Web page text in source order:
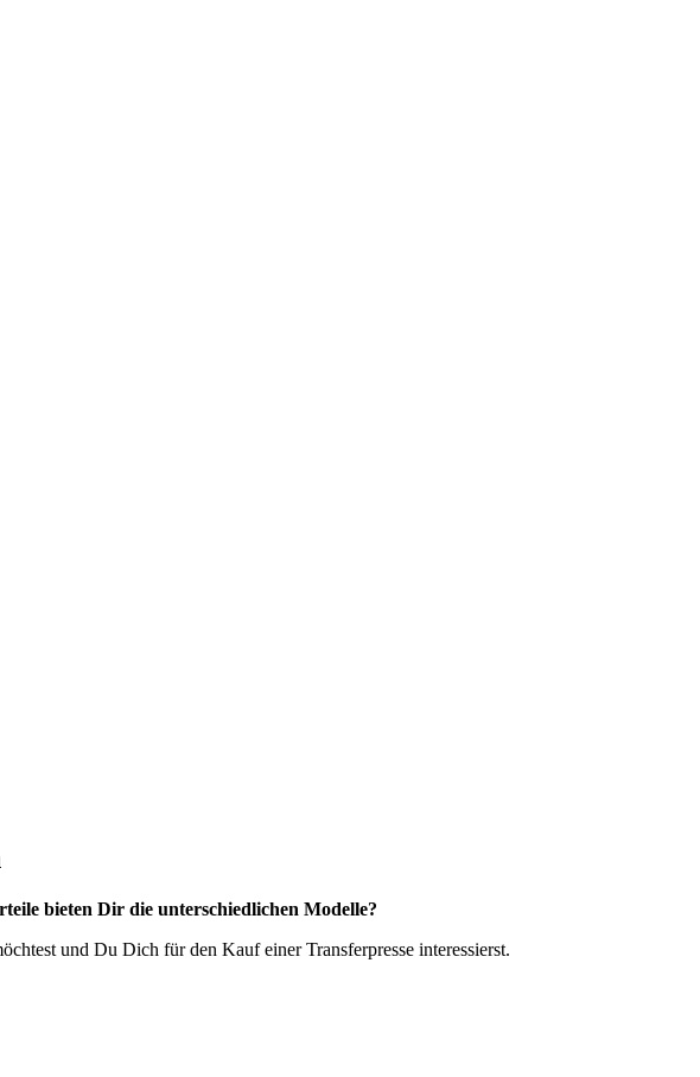
bieten Dir die unterschiedlichen Modelle?
und Du Dich für den Kauf einer Transferpresse interessierst.